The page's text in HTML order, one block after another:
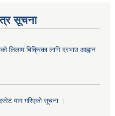
सूचना
लिलाम बिक्रिका लागि दरभाउ आह्वान
माग गरिएको सूचना ।